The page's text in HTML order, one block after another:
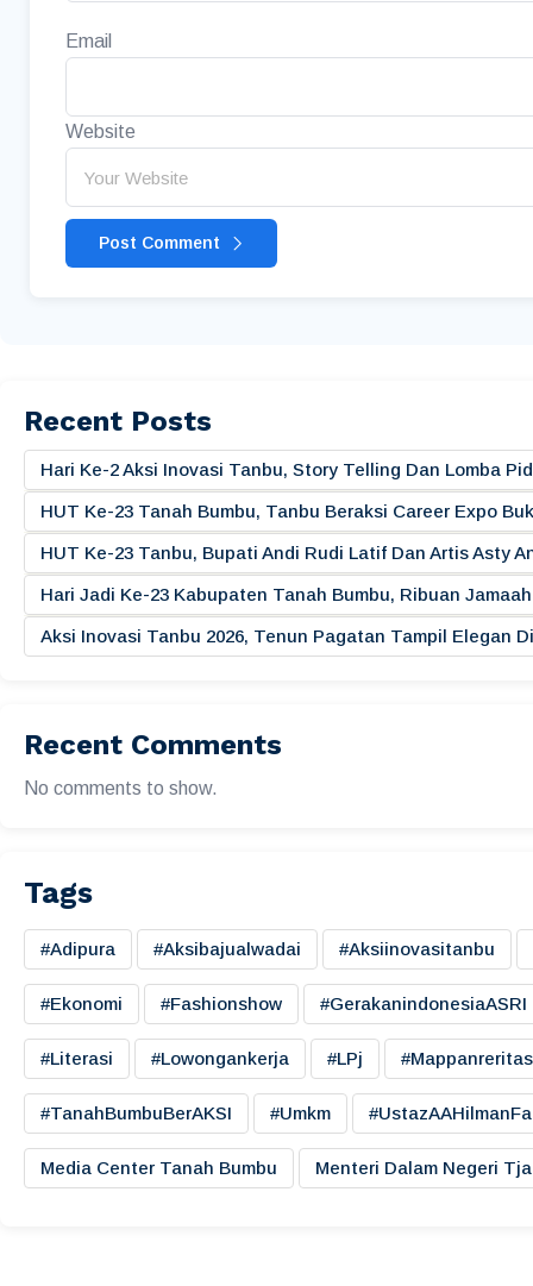
Email
Website
Post Comment
Recent Posts
Hari Ke-2 Aksi Inovasi Tanbu, Story Telling Dan Lomba
HUT Ke-23 Tanah Bumbu, Tanbu Beraksi Career Expo
HUT Ke-23 Tanbu, Bupati Andi Rudi Latif Dan Artis Asty
Hari Jadi Ke-23 Kabupaten Tanah Bumbu, Ribuan
Aksi Inovasi Tanbu 2026, Tenun Pagatan Tampil Elegan
Recent Comments
No comments to show.
Tags
#adipura #aksibajualwadai #aksiinovasitanbu
#ekonomi #fashionshow #gerakanindonesiaASRI
#literasi #lowongankerja #LPj
#TanahBumbuBerAKSI #umkm
Media Center Tanah Bumbu Menteri Dalam Negeri